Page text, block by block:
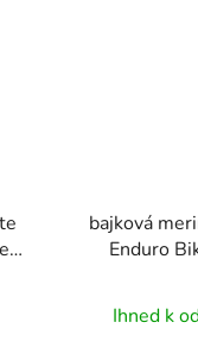
bajková
Enduro
Ihned k